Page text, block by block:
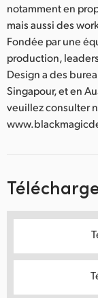
notamment en
mais aussi des
Fondée par une
production,
Design a des
Singapour, et en
veuillez consulter